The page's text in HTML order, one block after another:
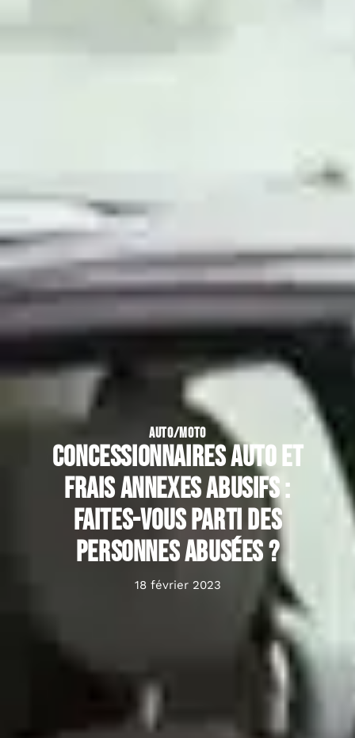
AUTO/MOTO
Concessionnaires auto et
frais annexes abusifs :
faites-vous parti des
personnes abusées ?
18 février 2023